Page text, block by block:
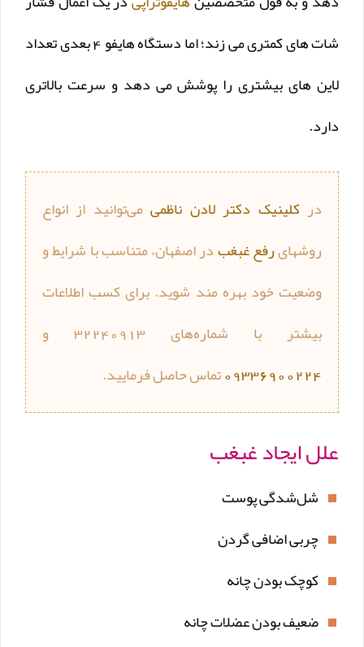
شات های کمتری می زند؛ اما دستگاه هایفو 4 بعدی تعداد
لاین های بیشتری را پوشش می دهد و سرعت بالاتری
دارد.
درکلینیک دکتر لادن ناظمیمی‌توانید از انواع
روشهایرفع غبغبدر اصفهان، متناسب با شرایط و
وضعیت خود بهره مند شوید. برای کسب اطلاعات
بیشتر با شماره‌های 32240913 و
09336900224تماس حاصل فرمایید.
علل ایجاد غبغب
شل‌شدگی پوست
چربی اضافی گردن
کوچک بودن چانه
ضعیف بودن عضلات چانه